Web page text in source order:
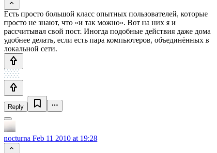
Есть просто большой класс опытных пользователей, которые
просто не знают, что «и так можно». Вот на них я и
рассчитывал свой пост. Иногда подобные действия даже дома
удобнее делать, если есть пара компьютеров, объединённых в
локальной сети.
Reply
nocturna Feb 11 2010 at 19:28